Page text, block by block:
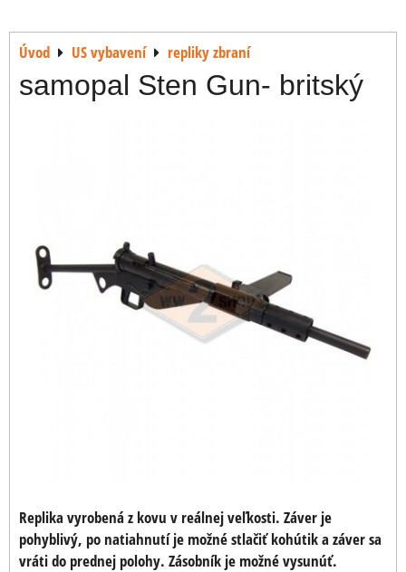
Úvod US vybavení repliky zbraní
samopal Sten Gun- britský
Replika vyrobená z kovu v reálnej veľkosti. Záver je
pohyblivý, po natiahnutí je možné stlačiť kohútik a záver sa
vráti do prednej polohy. Zásobník je možné vysunúť.